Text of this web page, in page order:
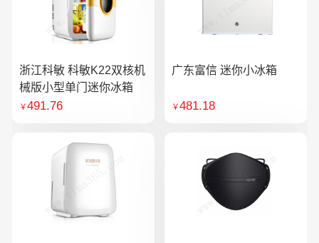
浙江科敏 科敏K22双核机
械版小型单门迷你冰箱
￥491.76
广东富信 迷你小冰箱
￥481.18